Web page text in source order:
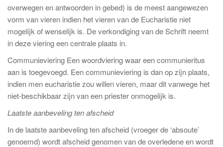
overwegen en antwoorden in gebed) is de meest aangewezen
vorm van vieren indien het vieren van de Eucharistie niet
mogelijk of wenselijk is. De verkondiging van de Schrift neemt
in deze viering een centrale plaats in.
Communieviering Een woordviering waar een communieritus
aan is toegevoegd. Een communieviering is dan op zijn plaats,
indien men eucharistie zou willen vieren, maar dit vanwege het
niet-beschikbaar zijn van een priester onmogelijk is.
Laatste aanbeveling ten afscheid
In de laatste aanbeveling ten afscheid (vroeger de ‘absoute’
genoemd) wordt afscheid genomen van de overledene en wordt